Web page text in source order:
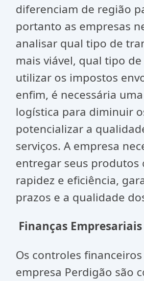
diferenciam de região
portanto as empresas
analisar qual tipo de
mais viável, qual tipo
utilizar os impostos
enfim, é necessária
logística para diminuir
potencializar a
serviços. A empresa
entregar seus produtos
rapidez e eficiência,
prazos e a qualidade
Finanças Empresariais
Os controles financeiros
empresa Perdigão são